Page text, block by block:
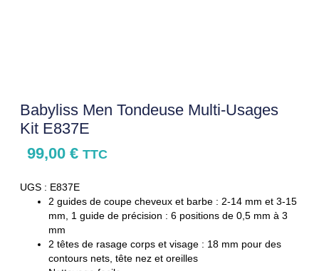
Babyliss Men Tondeuse Multi-Usages
Kit E837E
99,00 € TTC
UGS : E837E
2 guides de coupe cheveux et barbe : 2-14 mm et 3-15
mm, 1 guide de précision : 6 positions de 0,5 mm à 3
mm
2 têtes de rasage corps et visage : 18 mm pour des
contours nets, tête nez et oreilles